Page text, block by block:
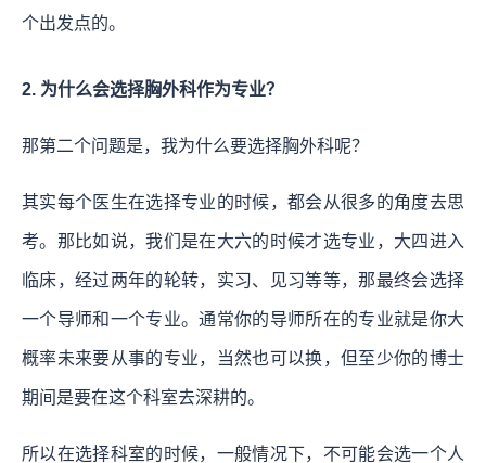
个出发点的。
2. 为什么会选择胸外科作为专业？
那第二个问题是，我为什么要选择胸外科呢？
其实每个医生在选择专业的时候，都会从很多的角度去思
考。那比如说，我们是在大六的时候才选专业，大四进入
临床，经过两年的轮转，实习、见习等等，那最终会选择
一个导师和一个专业。通常你的导师所在的专业就是你大
概率未来要从事的专业，当然也可以换，但至少你的博士
期间是要在这个科室去深耕的。
所以在选择科室的时候，一般情况下，不可能会选一个人